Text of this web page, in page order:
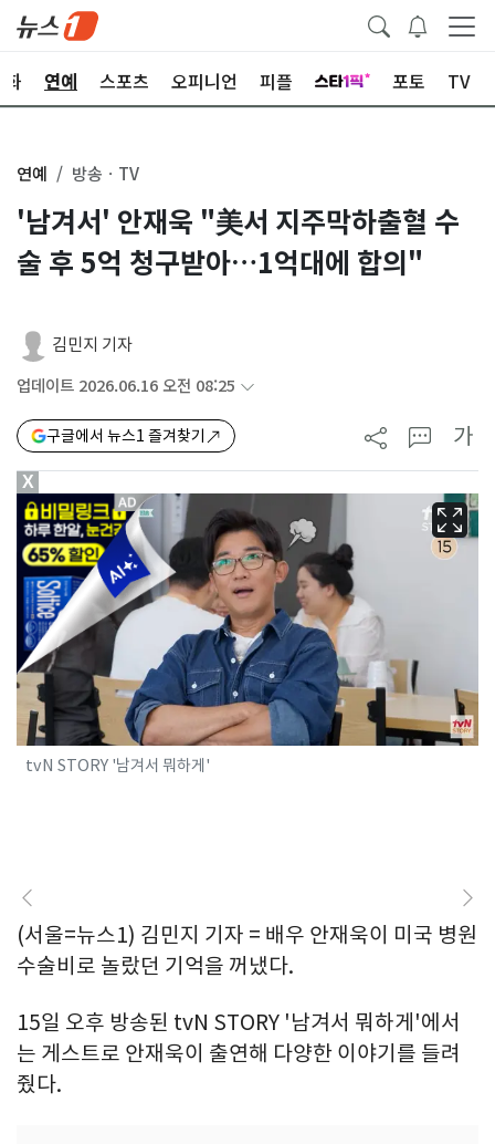
화 연예 스포츠 오피니언 피플 포토 TV
연예 방송ㆍTV
'남겨서' 안재욱 "美서 지주막하출혈 수
술 후 5억 청구받아…1억대에 합의"
김민지 기자
업데이트 2026.06.16 오전 08:25
구글에서 뉴스1 즐겨찾기 가
tvN STORY '남겨서 뭐하게'
(서울=뉴스1) 김민지 기자 = 배우 안재욱이 미국 병원
수술비로 놀랐던 기억을 꺼냈다.
15일 오후 방송된 tvN STORY '남겨서 뭐하게'에서
는 게스트로 안재욱이 출연해 다양한 이야기를 들려
줬다.
X